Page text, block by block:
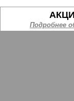
Подробнее